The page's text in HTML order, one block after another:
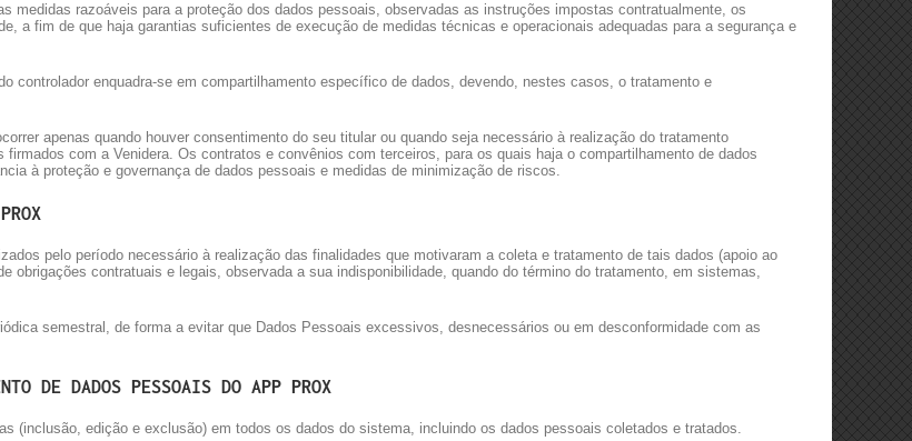
medidas razoáveis para a proteção dos dados pessoais, observadas as instruções impostas contratualmente, os
a fim de que haja garantias suficientes de execução de medidas técnicas e operacionais adequadas para a segurança e
controlador enquadra-se em compartilhamento específico de dados, devendo, nestes casos, o tratamento e
apenas quando houver consentimento do seu titular ou quando seja necessário à realização do tratamento
com a Venidera. Os contratos e convênios com terceiros, para os quais haja o compartilhamento de dados
à proteção e governança de dados pessoais e medidas de minimização de riscos.
pelo período necessário à realização das finalidades que motivaram a coleta e tratamento de tais dados (apoio ao
obrigações contratuais e legais, observada a sua indisponibilidade, quando do término do tratamento, em sistemas,
semestral, de forma a evitar que Dados Pessoais excessivos, desnecessários ou em desconformidade com as
DE DADOS PESSOAIS DO APP PROX
(inclusão, edição e exclusão) em todos os dados do sistema, incluindo os dados pessoais coletados e tratados.